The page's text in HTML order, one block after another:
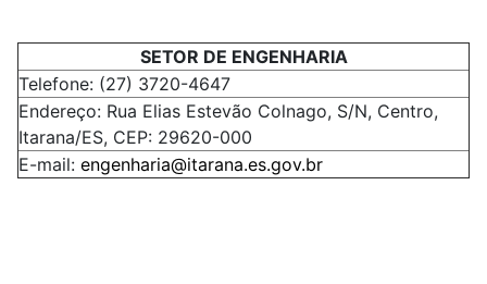
SETOR DE ENGENHARIA
Telefone: (27) 3720-4647
Endereço: Rua Elias Estevão Colnago, S/N, Centro,
Itarana/ES, CEP: 29620-000
E-mail: engenharia@itarana.es.gov.br